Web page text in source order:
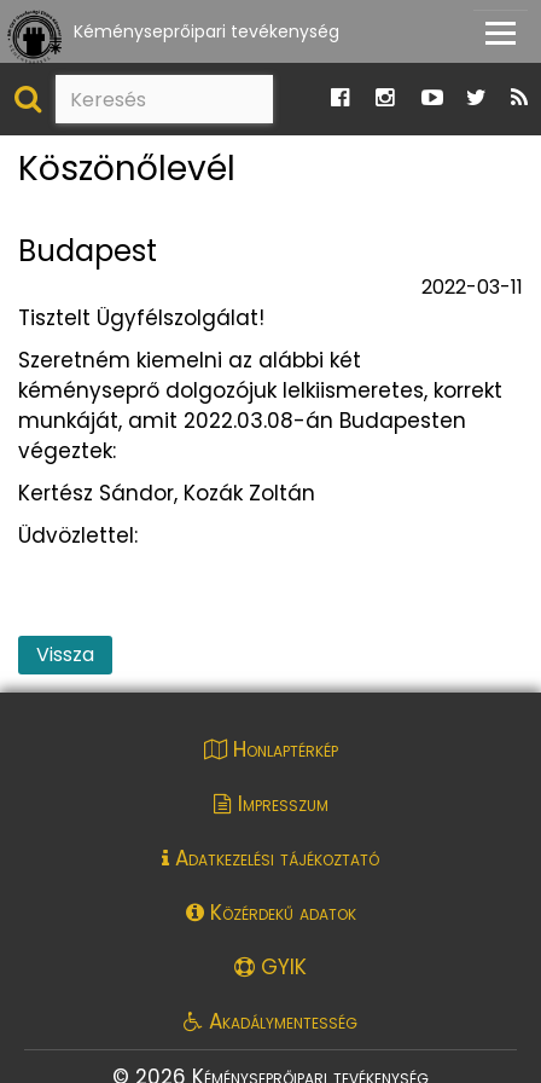
Kéményseprőipari tevékenység
Köszönőlevél
Budapest
2022-03-11
Tisztelt Ügyfélszolgálat!
Szeretném kiemelni az alábbi két
kéményseprő dolgozójuk lelkiismeretes, korrekt
munkáját, amit 2022.03.08-án Budapesten
végeztek:
Kertész Sándor, Kozák Zoltán
Üdvözlettel:
Vissza
Honlaptérkép
Impresszum
Adatkezelési tájékoztató
Közérdekű adatok
GYIK
Akadálymentesség
© 2026 Kéményseprőipari tevékenység